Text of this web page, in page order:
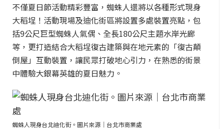
不僅夏日節活動精彩豐富，蜘蛛人還將以各種形式現身
大稻埕！活動現場及迪化街區將設置多處裝置亮點，包
括9公尺巨型蜘蛛人氣偶、全長180公尺主題水岸光廊
等，更打造結合大稻埕復古建築與在地元素的「復古顛
倒屋」互動裝置，讓民眾打破地心引力，在熟悉的街景
中體驗大銀幕英雄的夏日魅力。
蜘蛛人現身台北迪化街。圖片來源｜台北市商業處